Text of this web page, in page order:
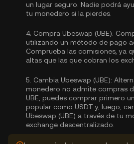
un lugar seguro. Nadie podrá
tu monedero si la pierdes.
4. Compra Ubeswap (UBE):
utilizando un método de pago
Comprueba las comisiones, ya
altas que las que cobran los
5. Cambia Ubeswap (UBE):
monedero no admite compras
UBE, puedes comprar primero
popular como USDT y, luego,
Ubeswap (UBE) a través de tu
exchange descentralizado.